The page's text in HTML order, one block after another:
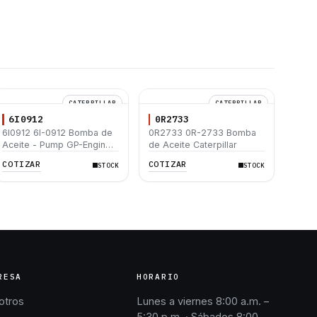
CATERPILLAR
6I0912
6I0912 6I-0912 Bomba de
Aceite - Pump GP-Engine
426B 428B 436B 438B
COTIZAR STOCK
CATERPILLAR
0R2733
0R2733 0R-2733 Bomba
de Aceite Caterpillar
COTIZAR
STOCK
HORARIO
Lunes a viernes 8:00 a.m. –